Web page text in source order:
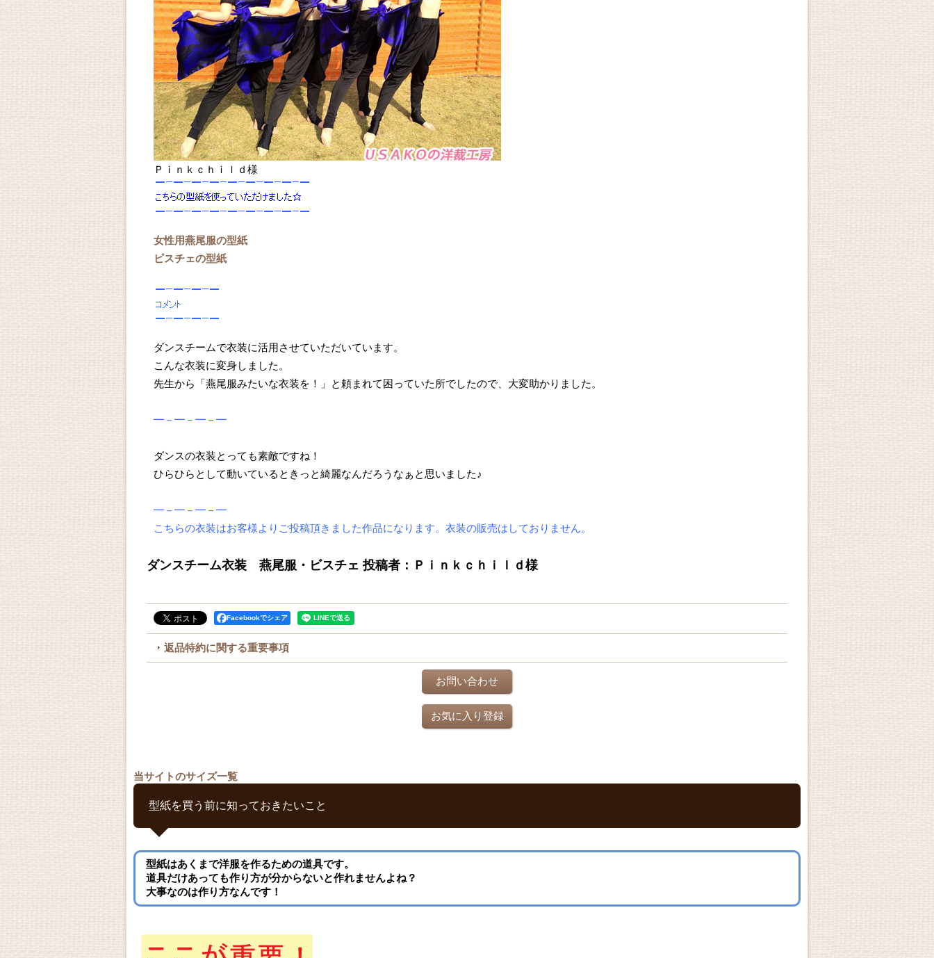
Ｐｉｎｋｃｈｉｌｄ様
女性用燕尾服の型紙
ビスチェの型紙
ダンスチームで衣装に活用させていただいています。
こんな衣装に変身しました。
先生から「燕尾服みたいな衣装を！」と頼まれて困っていた所でしたので、大変助かりました。
━－━－━－━
ダンスの衣装とっても素敵ですね！
ひらひらとして動いているときっと綺麗なんだろうなぁと思いました♪
━－━－━－━
こちらの衣装はお客様よりご投稿頂きました作品になります。衣装の販売はしておりません。
ダンスチーム衣装 燕尾服・ビスチェ 投稿者：Ｐｉｎｋｃｈｉｌｄ様
Facebookでシェア
返品特約に関する重要事項
お問い合わせ
お気に入り登録
当サイトのサイズ一覧
型紙を買う前に知っておきたいこと
型紙はあくまで洋服を作るための道具です。
道具だけあっても作り方が分からないと作れませんよね？
大事なのは作り方なんです！